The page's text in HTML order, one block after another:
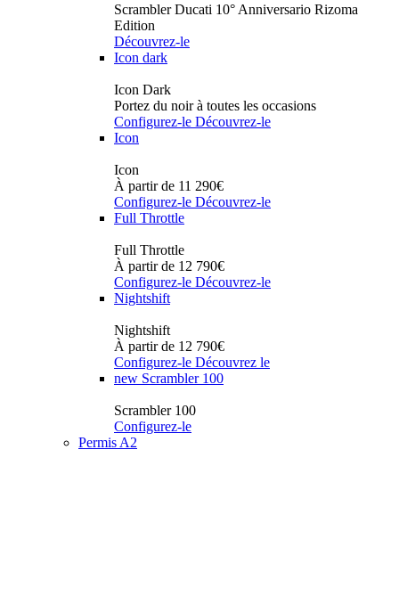
Scrambler Ducati 10° Anniversario Rizoma
Edition
Découvrez-le
Icon dark
Icon Dark
Portez du noir à toutes les occasions
Configurez-le Découvrez-le
Icon
Icon
À partir de 11 290€
Configurez-le Découvrez-le
Full Throttle
Full Throttle
À partir de 12 790€
Configurez-le Découvrez-le
Nightshift
Nightshift
À partir de 12 790€
Configurez-le Découvrez le
new Scrambler 100
Scrambler 100
Configurez-le
Permis A2